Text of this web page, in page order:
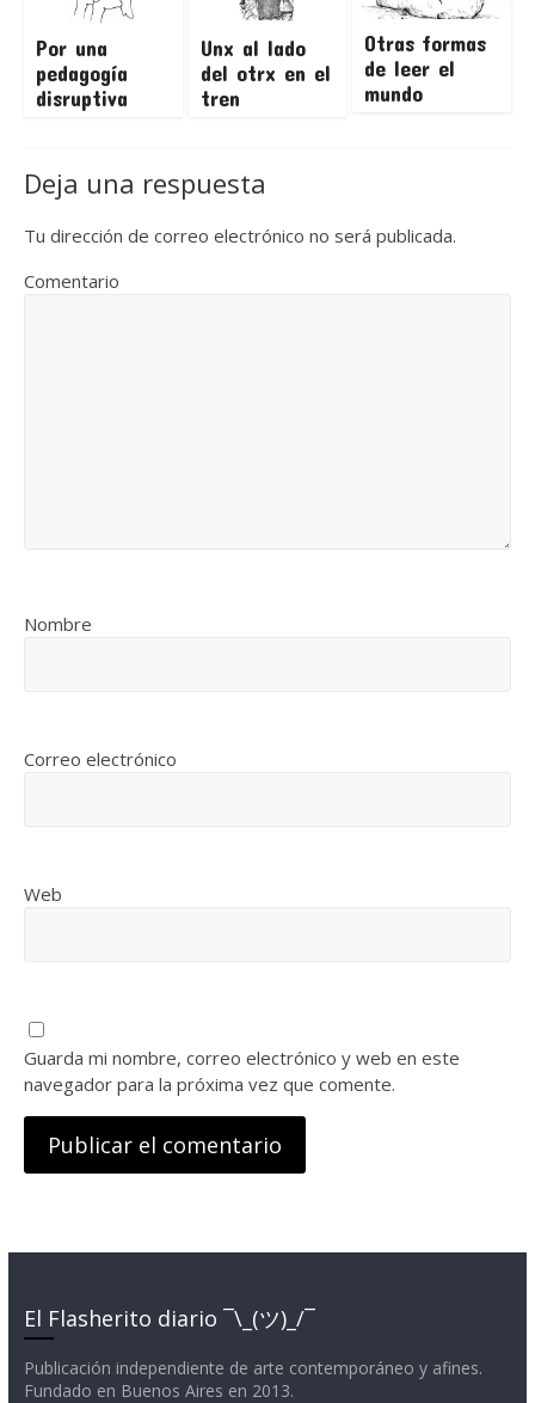
Por una
pedagogía
disruptiva
Unx al lado
del otrx en el
tren
Otras formas
de leer el
mundo
Deja una respuesta
Tu dirección de correo electrónico no será publicada.
Comentario
Nombre
Correo electrónico
Web
Guarda mi nombre, correo electrónico y web en este
navegador para la próxima vez que comente.
El Flasherito diario ¯\_(ツ)_/¯
Publicación independiente de arte contemporáneo y afines.
Fundado en Buenos Aires en 2013.